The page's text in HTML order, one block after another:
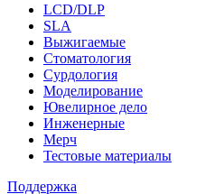
LCD/DLP
SLA
Выжигаемые
Стоматология
Сурдология
Моделирование
Ювелирное дело
Инженерные
Мерч
Тестовые материалы
Поддержка